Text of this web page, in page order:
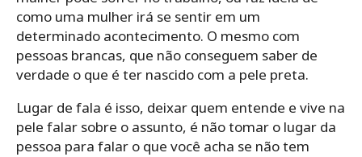
como uma mulher irá se sentir em um
determinado acontecimento. O mesmo com
pessoas brancas, que não conseguem saber de
verdade o que é ter nascido com a pele preta.
Lugar de fala é isso, deixar quem entende e vive na
pele falar sobre o assunto, é não tomar o lugar da
pessoa para falar o que você acha se não tem